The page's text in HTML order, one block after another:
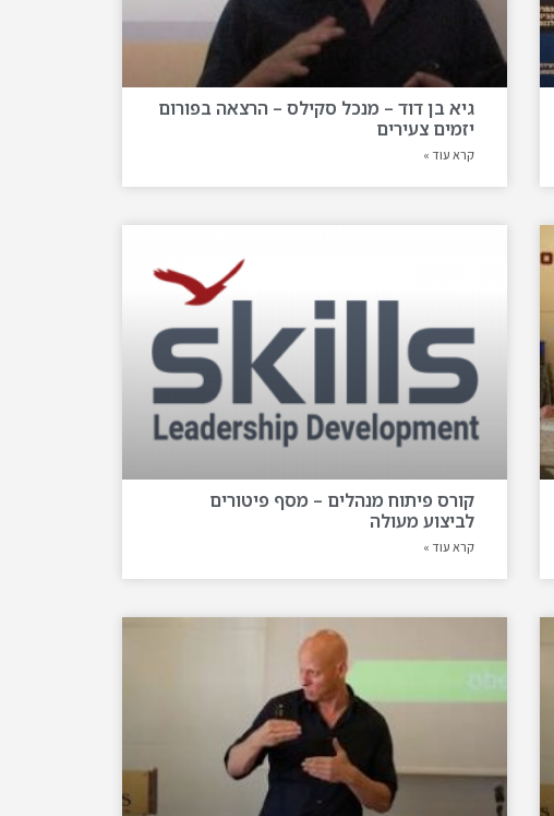
גיא בן דוד – מנכל סקילס – הרצאה בפורום
יזמים צעירים
קרא עוד »
קורס פיתוח מנהלים – מסף פיטורים
לביצוע מעולה
קרא עוד »